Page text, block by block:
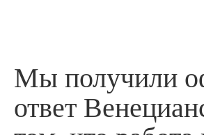
Мы получили
ответ